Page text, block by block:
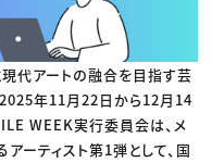
代アートの融合を目指す芸
年11月22日から12月14
WEEK実行委員会は、メ
ーティスト第1弾として、国